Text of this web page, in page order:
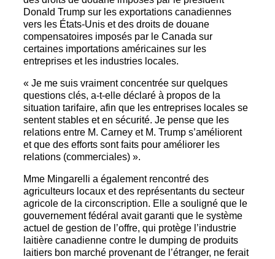
Donald Trump sur les exportations canadiennes
vers les États-Unis et des droits de douane
compensatoires imposés par le Canada sur
certaines importations américaines sur les
entreprises et les industries locales.
« Je me suis vraiment concentrée sur quelques
questions clés, a-t-elle déclaré à propos de la
situation tarifaire, afin que les entreprises locales se
sentent stables et en sécurité. Je pense que les
relations entre M. Carney et M. Trump s’améliorent
et que des efforts sont faits pour améliorer les
relations (commerciales) ».
Mme Mingarelli a également rencontré des
agriculteurs locaux et des représentants du secteur
agricole de la circonscription. Elle a souligné que le
gouvernement fédéral avait garanti que le système
actuel de gestion de l’offre, qui protège l’industrie
laitière canadienne contre le dumping de produits
laitiers bon marché provenant de l’étranger, ne ferait